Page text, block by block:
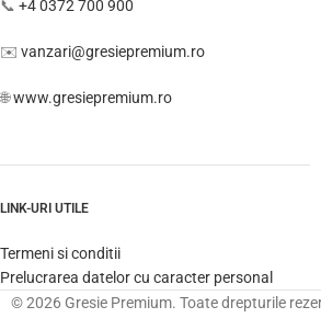
📞 +4 0372 700 900
✉️ vanzari@gresiepremium.ro
🌐www.gresiepremium.ro
LINK-URI UTILE
Termeni si conditii
Prelucrarea datelor cu caracter personal
© 2026 Gresie Premium. Toate drepturile